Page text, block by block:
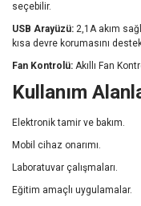
seçebilir.
USB Arayüzü: 2,1A akım
kısa devre korumasını
Fan Kontrolü: Akıllı Fan
Kullanım
Elektronik tamir ve bakım.
Mobil cihaz onarımı.
Laboratuvar çalışmaları.
Eğitim amaçlı uygulamalar.